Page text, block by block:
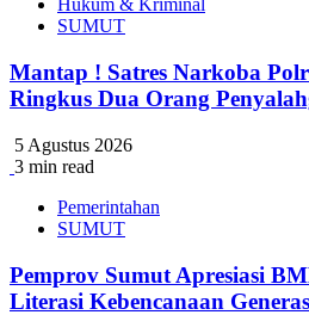
Hukum & Kriminal
SUMUT
Mantap ! Satres Narkoba
Ringkus Dua Orang
5 Agustus 2026
3 min read
Pemerintahan
SUMUT
Pemprov Sumut Apresiasi
Literasi Kebencanaan